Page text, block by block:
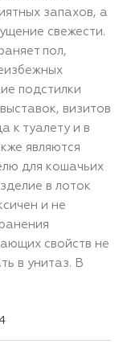
запахов, а
свежести.
пол,
подстилки
визитов
к туалету и в
являются
для кошачьих
в лоток
и не
свойств не
в унитаз. В